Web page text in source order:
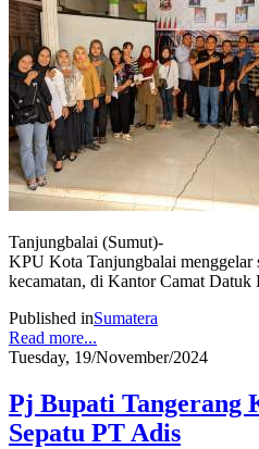
Tanjungbalai (Sumut)-
KPU Kota Tanjungbalai menggelar
kecamatan, di Kantor Camat Datuk
Published inSumatera
Read more...
Tuesday, 19/November/2024
Pj Bupati Tangerang
Sepatu PT Adis